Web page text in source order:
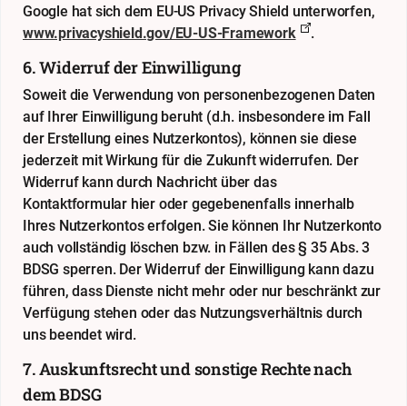
Google hat sich dem EU-US Privacy Shield unterworfen,
www.privacyshield.gov/EU-US-Framework
.
6. Widerruf der Einwilligung
Soweit die Verwendung von personenbezogenen Daten
auf Ihrer Einwilligung beruht (d.h. insbesondere im Fall
der Erstellung eines Nutzerkontos), können sie diese
jederzeit mit Wirkung für die Zukunft widerrufen. Der
Widerruf kann durch Nachricht über das
Kontaktformular hieroder gegebenenfalls innerhalb
Ihres Nutzerkontos erfolgen. Sie können Ihr Nutzerkonto
auch vollständig löschen bzw. in Fällen des § 35 Abs. 3
BDSG sperren. Der Widerruf der Einwilligung kann dazu
führen, dass Dienste nicht mehr oder nur beschränkt zur
Verfügung stehen oder das Nutzungsverhältnis durch
uns beendet wird.
7. Auskunftsrecht und sonstige Rechte nach
dem BDSG